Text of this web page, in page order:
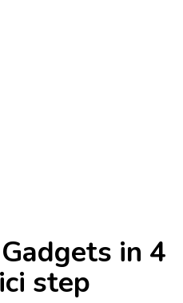
in 4
step